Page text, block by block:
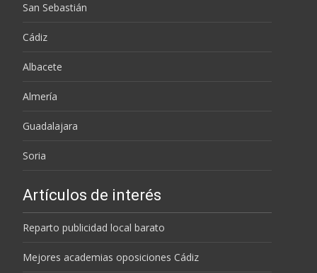
San Sebastián
Cádiz
Albacete
Almería
Guadalajara
Soria
Artículos de interés
Reparto publicidad local barato
Mejores academias oposiciones Cádiz